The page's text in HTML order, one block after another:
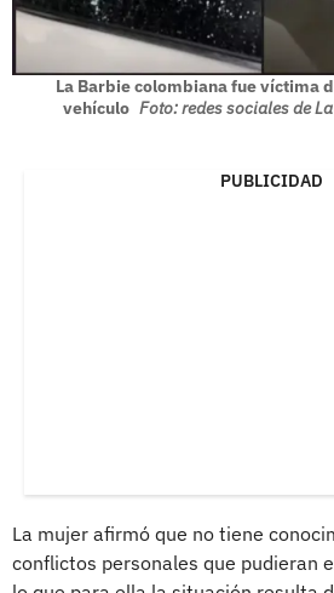
La Barbie colombiana fue víctima
vehículo Foto: redes sociales de
PUBLICIDAD
La mujer afirmó que no tiene
conflictos personales que pudieran